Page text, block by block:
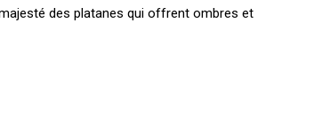
des platanes qui offrent ombres et